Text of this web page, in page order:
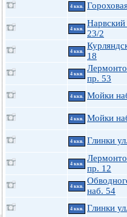
4 ккв.
4 ккв.
23/2
4 ккв.
18
4 ккв.
пр. 53
4 ккв. Мойки
4 ккв. Мойки
4 ккв. Глинки
4 ккв.
пр. 12
4 ккв.
наб. 54
4 ккв. Глинки